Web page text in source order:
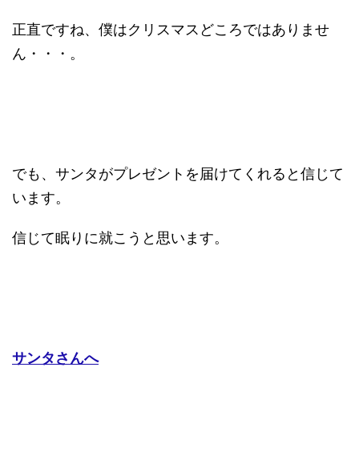
正直ですね、僕はクリスマスどころではありませ
ん・・・。
でも、サンタがプレゼントを届けてくれると信じて
います。
信じて眠りに就こうと思います。
サンタさんへ